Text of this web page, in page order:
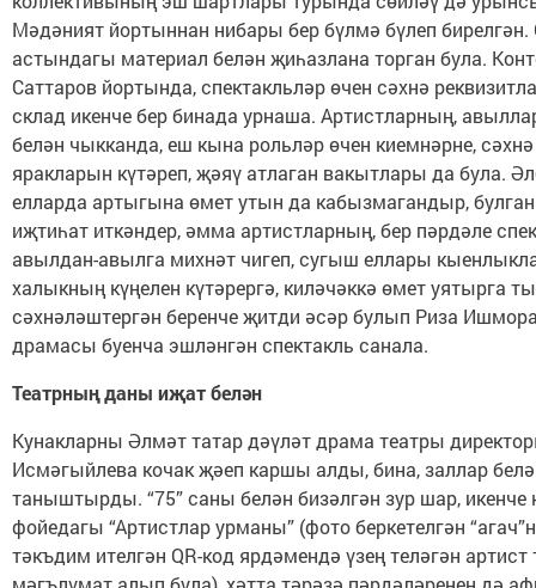
Мәдәният йортыннан нибары бер бүлмә бүлеп бирелгән.
астындагы материал белән җиһазлана торган була.
Саттаров йортында, спектакльләр өчен сәхнә
склад икенче бер бинада урнаша. Артистларның,
белән чыкканда, еш кына рольләр өчен киемнәрне, сәхнә
яракларын күтәреп, җәяү атлаган вакытлары да була.
елларда артыгына өмет утын да кабызмагандыр,
иҗтиһат иткәндер, әмма артистларның, бер пәрдәле
авылдан-авылга михнәт чигеп, сугыш еллары
халыкның күңелен күтәрергә, киләчәккә өмет уятыр­га
сәхнәләштергән беренче җитди әсәр булып Риза
драмасы буенча эшләнгән спектакль санала.
Театрның даны иҗат белән
Кунакларны Әлмәт татар дәүләт драма театры
Исмәгыйлева кочак җәеп каршы алды, бина, заллар
таныштырды. “75” саны белән бизәлгән зур шар, икенче
фойедагы “Артистлар урманы” (фото беркетелгән
тәкъдим ителгән QR-код ярдәмендә үзең теләгән